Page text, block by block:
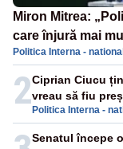
Miron Mitrea:
care înjură mai
Politica Interna -
2Politica Interna -
Ciprian Ciucu
vreau să fiu
Senatul începe